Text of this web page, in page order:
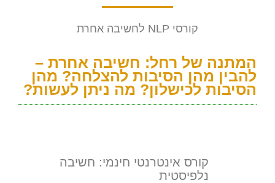
קורסי NLP לחשיבה אחרת
המתנה של רחל: חשיבה אחרת –
להבין מהן הסיבות להצלחה? מהן
הסיבות לכישלון? מה ניתן לעשות?
קורס אינטרנטי חינמי: חשיבה
נלפיסטית